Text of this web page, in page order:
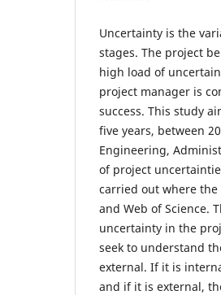
Uncertainty is the
stages. The project
high load of
project manager is
success. This study
five years, between
Engineering,
of project
carried out where the
and Web of Science.
uncertainty in the
seek to understand
external. If it is
and if it is external,